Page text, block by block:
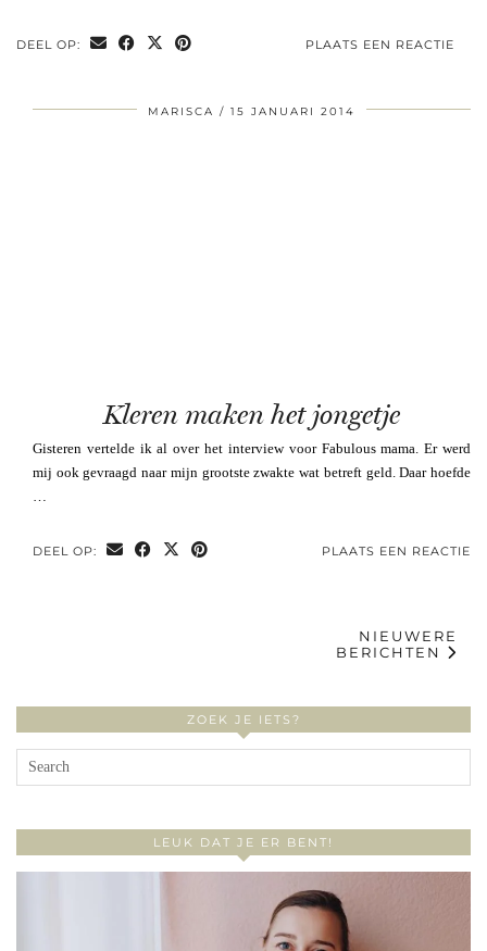
DEEL OP: PLAATS EEN REACTIE
MARISCA 15 JANUARI 2014
Kleren maken het jongetje
Gisteren vertelde ik al over het interview voor Fabulous mama. Er werd
mij ook gevraagd naar mijn grootste zwakte wat betreft geld. Daar hoefde
…
DEEL OP: PLAATS EEN REACTIE
NIEUWERE
BERICHTEN
ZOEK JE IETS?
LEUK DAT JE ER BENT!